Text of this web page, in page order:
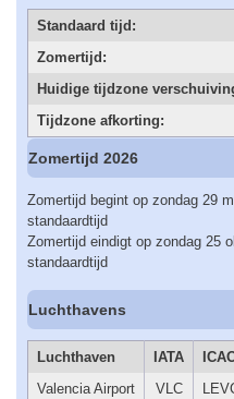
Standaard tijd:
Zomertijd:
Huidige tijdzone
Tijdzone afkorting:
Zomertijd 2026
Zomertijd begint op zondag 29
standaardtijd
Zomertijd eindigt op zondag 25
standaardtijd
Luchthavens
Luchthaven IATA
Valencia Airport
VLC